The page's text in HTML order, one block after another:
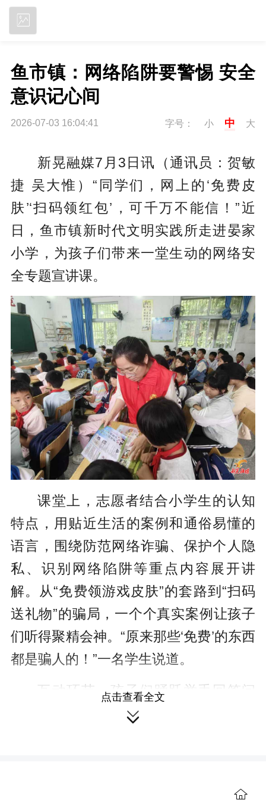
鱼市镇：网络陷阱要警惕 安全
意识记心间
2026-07-03 16:04:41 字号： 小 中 大
新晃融媒7月3日讯（通讯员：贺敏
捷 吴大惟）“同学们，网上的‘免费皮
肤’‘扫码领红包’，可千万不能信！”近
日，鱼市镇新时代文明实践所走进晏家
小学，为孩子们带来一堂生动的网络安
全专题宣讲课。
课堂上，志愿者结合小学生的认知
特点，用贴近生活的案例和通俗易懂的
语言，围绕防范网络诈骗、保护个人隐
私、识别网络陷阱等重点内容展开讲
解。从“免费领游戏皮肤”的套路到“扫码
送礼物”的骗局，一个个真实案例让孩子
们听得聚精会神。“原来那些‘免费’的东西
都是骗人的！”一名学生说道。
互动环节，孩子们踊跃举手回答问
题，在问答中加深对网络安全知识的理
点击查看全文
